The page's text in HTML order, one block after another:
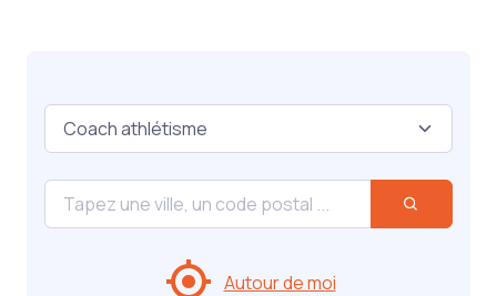
Autour de moi